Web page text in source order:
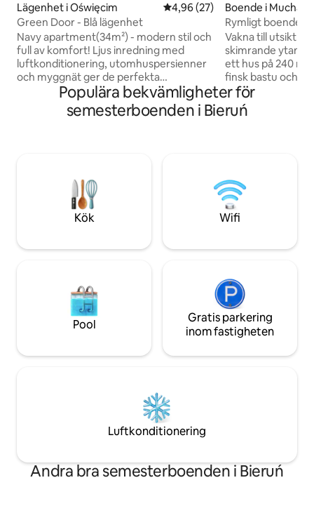
Lägenhet i Oświęcim 4,96 av 5 i genomsnittligt
4,96 (27)
Green Door - Blå lägenhet
Navy apartment(34m²) - modern stil och
full av komfort! Ljus inredning med
luftkonditionering, utomhuspersienner
och myggnät ger de perfekta
förutsättningarna för avkoppling.
Lägenheten erbjuder en 160x200 säng
och en bäddsoffa, ett fullt utrustat kök
gemensamma utrymmet: tvättmaskin
och torktumlare. Övervakad, inhägnad
Boende i Mucharz
Rymligt boende
trädgård
Vakna till utsikt
skimrande ytan
ett hus på 240
finsk bastu och
Plats för 11 vuxna
sovrum, med
spis, 55-tums-TV
värden hälsar
ankomsten.
Populära bekvämligheter för
semesterboenden i Bieruń
Kök Wifi
Pool
Gratis parkering
inom fastigheten
Luftkonditionering
Andra bra semesterboenden i Bieruń